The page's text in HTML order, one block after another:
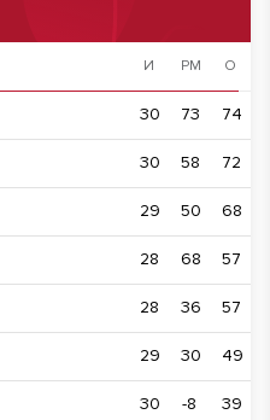
И РМ О
30 73 74
30 58 72
29 50 68
28 68 57
28 36 57
29 30 49
30 -8 39